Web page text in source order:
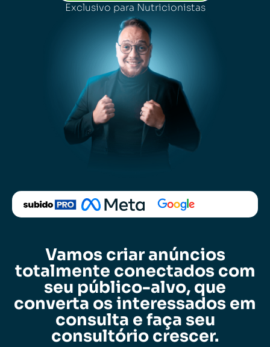
Exclusivo para Nutricionistas
Vamos criar anúncios
totalmente conectados com
seu público-alvo, que
converta os interessados em
consulta e faça seu
consultório crescer.